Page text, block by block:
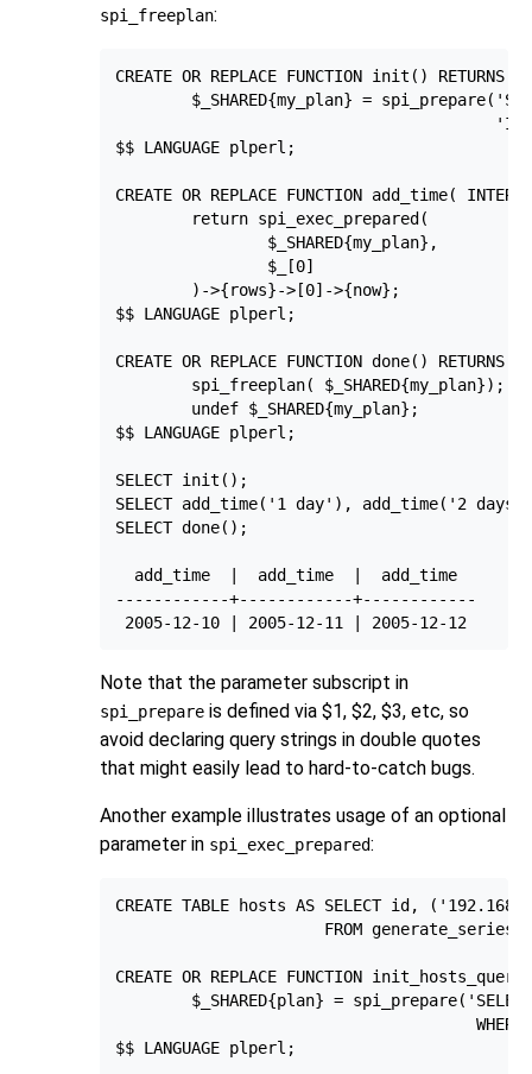
spi_freeplan:
CREATE OR REPLACE FUNCTION init() RETURNS
$_SHARED{my_plan} =
$$ LANGUAGE plperl;
CREATE OR REPLACE FUNCTION add_time(
        return spi_exec_prepared(
                $_SHARED{my_plan},
                $_[0]
        )->{rows}->[0]->{now};
$$ LANGUAGE plperl;
CREATE OR REPLACE FUNCTION done() RETURNS
        spi_freeplan( $_SHARED{my_plan});
        undef $_SHARED{my_plan};
$$ LANGUAGE plperl;
SELECT init();
SELECT add_time('1 day'), add_time('2
SELECT done();
  add_time  |  add_time  |  add_time
------------+------------+------------
2005-12-10 | 2005-12-11 | 2005-12-12
Note that the parameter subscript in
spi_prepare is defined via $1, $2, $3, etc, so
avoid declaring query strings in double quotes
that might easily lead to hard-to-catch bugs.
Another example illustrates usage of an optional
parameter in spi_exec_prepared:
CREATE TABLE hosts AS SELECT id,
FROM
CREATE OR REPLACE FUNCTION
$_SHARED{plan} =
WHERE
$$ LANGUAGE plperl;